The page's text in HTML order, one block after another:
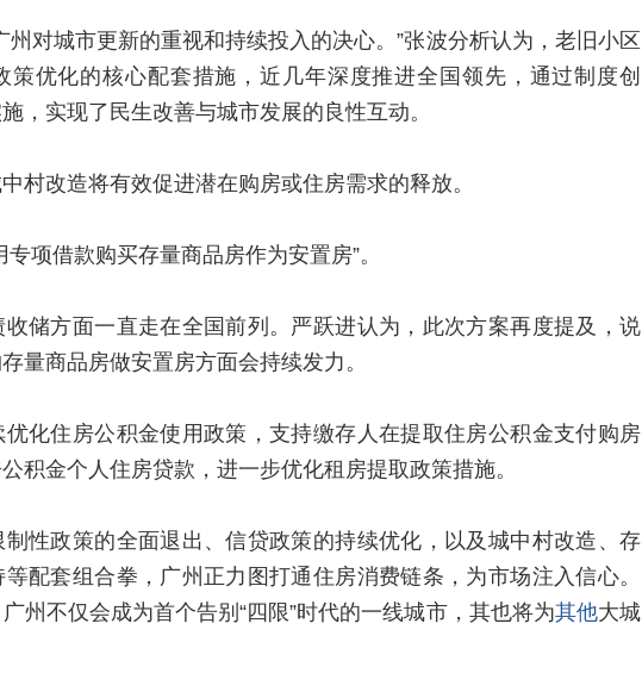
州对城市更新的重视和持续投入的决心。”张波分析认为，老旧小区
策优化的核心配套措施，近几年深度推进全国领先，通过制度创
，实现了民生改善与城市发展的良性互动。
村改造将有效促进潜在购房或住房需求的释放。
项借款购买存量商品房作为安置房”。
储方面一直走在全国前列。严跃进认为，此次方案再度提及，说
量商品房做安置房方面会持续发力。
化住房公积金使用政策，支持缴存人在提取住房公积金支付购房
积金个人住房贷款，进一步优化租房提取政策措施。
性政策的全面退出、信贷政策的持续优化，以及城中村改造、存
配套组合拳，广州正力图打通住房消费链条，为市场注入信心。
州不仅会成为首个告别“四限”时代的一线城市，其也将为其他大城